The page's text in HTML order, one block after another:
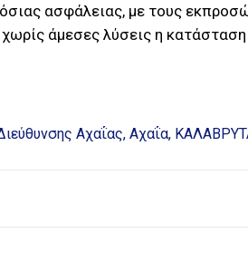
ασφάλειας, με τους
άμεσες λύσεις η
Αχαΐας Αχαΐα